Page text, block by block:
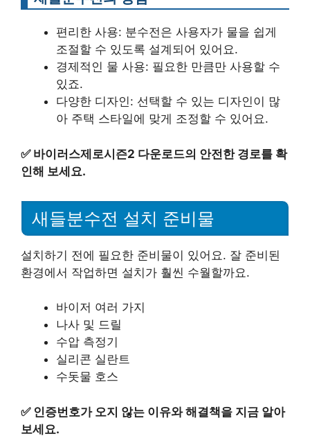
편리한 사용: 분수전은 사용자가 물을 쉽게
조절할 수 있도록 설계되어 있어요.
경제적인 물 사용: 필요한 만큼만 사용할 수
있죠.
다양한 디자인: 선택할 수 있는 디자인이 많
아 주택 스타일에 맞게 조정할 수 있어요.
✅ 바이러스제로시즌2 다운로드의 안전한 경로를 확
인해 보세요.
새들분수전 설치 준비물
설치하기 전에 필요한 준비물이 있어요. 잘 준비된
환경에서 작업하면 설치가 훨씬 수월할까요.
바이저 여러 가지
나사 및 드릴
수압 측정기
실리콘 실란트
수돗물 호스
✅ 인증번호가 오지 않는 이유와 해결책을 지금 알아
보세요.